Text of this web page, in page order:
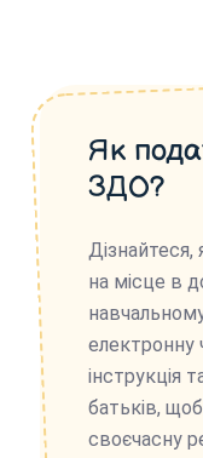
Як
ЗДО?
Дізнайтеся,
на місце в
електронну
інструкція
батьків,
своєчасну